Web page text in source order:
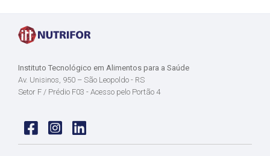
Instituto Tecnológico em Alimentos para a Saúde
Av. Unisinos, 950 – São Leopoldo - RS
Setor F / Prédio F03 - Acesso pelo Portão 4